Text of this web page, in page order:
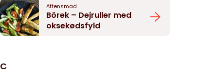
Aftensmad
Börek – Dejruller med
oksekødsfyld
C